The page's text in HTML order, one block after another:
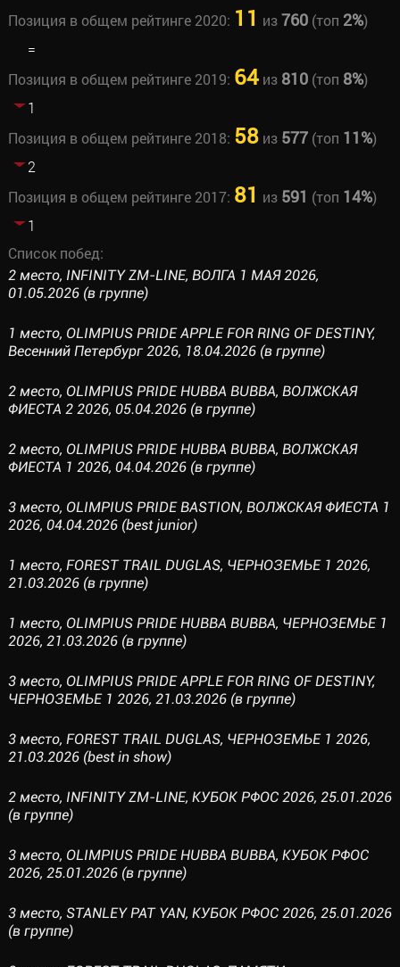
Позиция в общем рейтинге 2020: 11 из760(топ 2%)
=
Позиция в общем рейтинге 2019: 64из 810(топ 8%)
1
Позиция в общем рейтинге 2018: 58из 577(топ 11%)
2
Позиция в общем рейтинге 2017: 81 из 591 (топ 14%)
1
Список побед:
2 место, INFINITY ZM-LINE, ВОЛГА 1 МАЯ 2026,
01.05.2026 (в группе)
1 место, OLIMPIUS PRIDE APPLE FOR RING OF DESTINY,
Весенний Петербург 2026, 18.04.2026 (в группе)
2 место, OLIMPIUS PRIDE HUBBA BUBBA, ВОЛЖСКАЯ
ФИЕСТА 2 2026, 05.04.2026 (в группе)
2 место, OLIMPIUS PRIDE HUBBA BUBBA, ВОЛЖСКАЯ
ФИЕСТА 1 2026, 04.04.2026 (в группе)
3 место, OLIMPIUS PRIDE BASTION, ВОЛЖСКАЯ ФИЕСТА 1
2026, 04.04.2026 (best junior)
1 место, FOREST TRAIL DUGLAS, ЧЕРНОЗЕМЬЕ 1 2026,
21.03.2026 (в группе)
1 место, OLIMPIUS PRIDE HUBBA BUBBA, ЧЕРНОЗЕМЬЕ 1
2026, 21.03.2026 (в группе)
3 место, OLIMPIUS PRIDE APPLE FOR RING OF DESTINY,
ЧЕРНОЗЕМЬЕ 1 2026, 21.03.2026 (в группе)
3 место, FOREST TRAIL DUGLAS, ЧЕРНОЗЕМЬЕ 1 2026,
21.03.2026 (best in show)
2 место, INFINITY ZM-LINE, КУБОК РФОС 2026, 25.01.2026
(в группе)
3 место, OLIMPIUS PRIDE HUBBA BUBBA, КУБОК РФОС
2026, 25.01.2026 (в группе)
3 место, STANLEY PAT YAN, КУБОК РФОС 2026, 25.01.2026
(в группе)